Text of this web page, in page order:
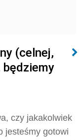
(celnej,
będziemy
czy jakakolwiek
jesteśmy gotowi